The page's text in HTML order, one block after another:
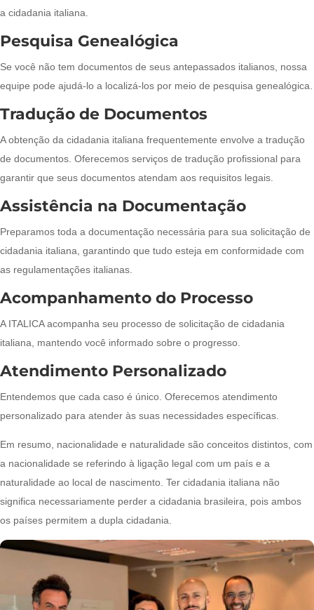
a cidadania italiana.
Pesquisa Genealógica
Se você não tem documentos de seus antepassados italianos, nossa
equipe pode ajudá-lo a localizá-los por meio de pesquisa genealógica.
Tradução de Documentos
A obtenção da cidadania italiana frequentemente envolve a tradução
de documentos. Oferecemos serviços de tradução profissional para
garantir que seus documentos atendam aos requisitos legais.
Assistência na Documentação
Preparamos toda a documentação necessária para sua solicitação de
cidadania italiana, garantindo que tudo esteja em conformidade com
as regulamentações italianas.
Acompanhamento do Processo
A ITALICA acompanha seu processo de solicitação de cidadania
italiana, mantendo você informado sobre o progresso.
Atendimento Personalizado
Entendemos que cada caso é único. Oferecemos atendimento
personalizado para atender às suas necessidades específicas.
Em resumo, nacionalidade e naturalidade são conceitos distintos, com
a nacionalidade se referindo à ligação legal com um país e a
naturalidade ao local de nascimento. Ter cidadania italiana não
significa necessariamente perder a cidadania brasileira, pois ambos
os países permitem a dupla cidadania.